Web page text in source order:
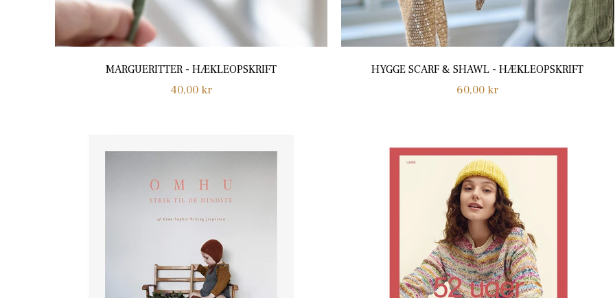
MARGUERITTER - HÆKLEOPSKRIFT
Normalpris
40,00 kr
HYGGE SCARF & SHAWL - HÆKLEOPSKRIFT
Normalpris
60,00 kr